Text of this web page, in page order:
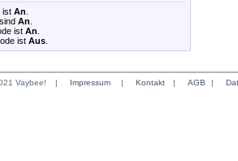
ist An
sind An
ist An
ist Aus
Vaybee! | Impressum | Kontakt | AGB |